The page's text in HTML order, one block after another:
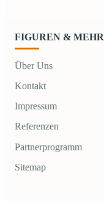
FIGUREN & MEHR
Über Uns
Kontakt
Impressum
Referenzen
Partnerprogramm
Sitemap